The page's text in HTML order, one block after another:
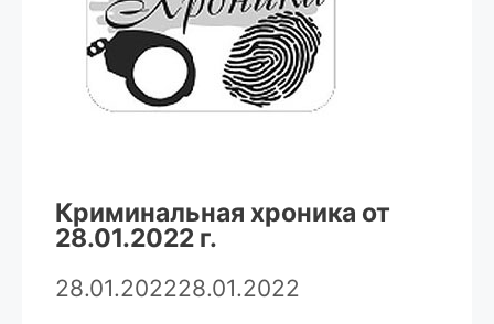
Криминальная хроника от
28.01.2022 г.
28.01.202228.01.2022